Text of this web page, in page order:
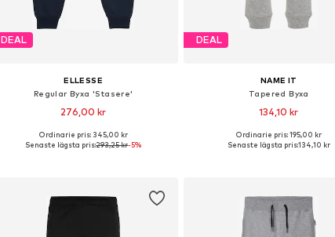
DEAL
ELLESSE
Regular Byxa 'Stasere'
276,00 kr
Ordinarie pris: 345,00 kr
Senaste lägsta pris:293,25 kr-5%
DEAL
NAME IT
Tapered Byxa
134,10 kr
+ 3
Tillgänglig i många storlekar
Ordinarie pris: 195,00 kr
Senaste lägsta pris:134,10 kr